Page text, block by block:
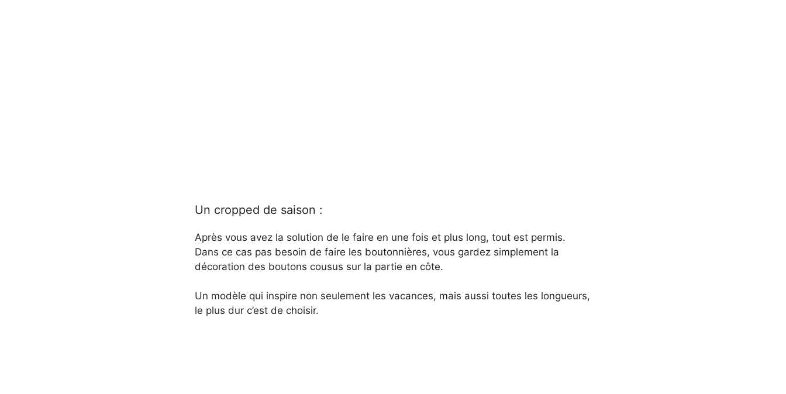
Un cropped de saison :
Après vous avez la solution de le faire en une fois et plus long, tout est permis.
Dans ce cas pas besoin de faire les boutonnières, vous gardez simplement la
décoration des boutons cousus sur la partie en côte.
Un modèle qui inspire non seulement les vacances, mais aussi toutes les longueurs,
le plus dur c’est de choisir.